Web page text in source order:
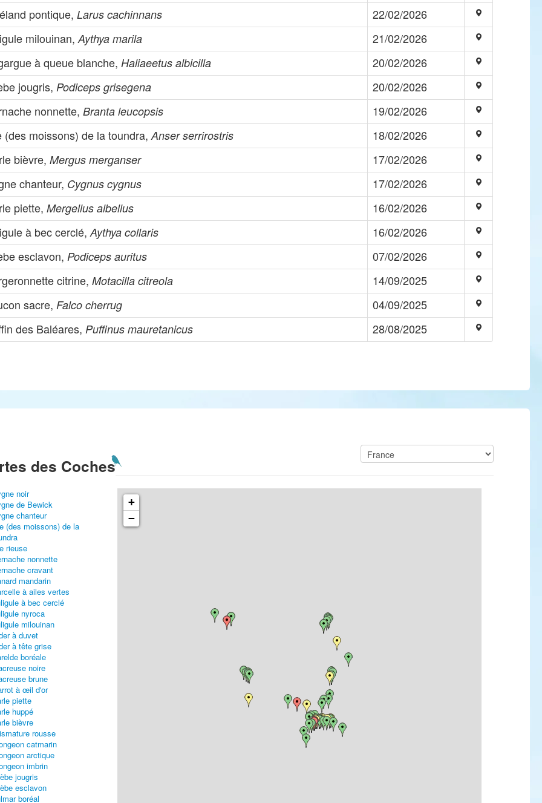
pontique,Larus cachinnans
22/02/2026
milouinan,Aythya marila
21/02/2026
à queue blanche, Haliaeetus albicilla
20/02/2026
jougris, Podiceps grisegena
20/02/2026
nonnette,Branta leucopsis
19/02/2026
(des moissons) de la toundra,Anser serrirostris
18/02/2026
bièvre,Mergus merganser
17/02/2026
chanteur, Cygnus cygnus
17/02/2026
piette,Mergellus albellus
16/02/2026
à bec cerclé,Aythya collaris
16/02/2026
esclavon, Podiceps auritus
07/02/2026
citrine,Motacilla citreola
14/09/2025
sacre, Falco cherrug
04/09/2025
des Baléares, Puffinus mauretanicus 28/08/2025
des Coches
noir
de Bewick
chanteur
(des moissons) de la
rieuse
nonnette
cravant
mandarin
à ailes vertes
à bec cerclé
nyroca
milouinan
à duvet
à tête grise
boréale
noire
brune
à œil d'or
piette
huppé
bièvre
rousse
catmarin
arctique
imbrin
jougris
esclavon
boréal
+
−